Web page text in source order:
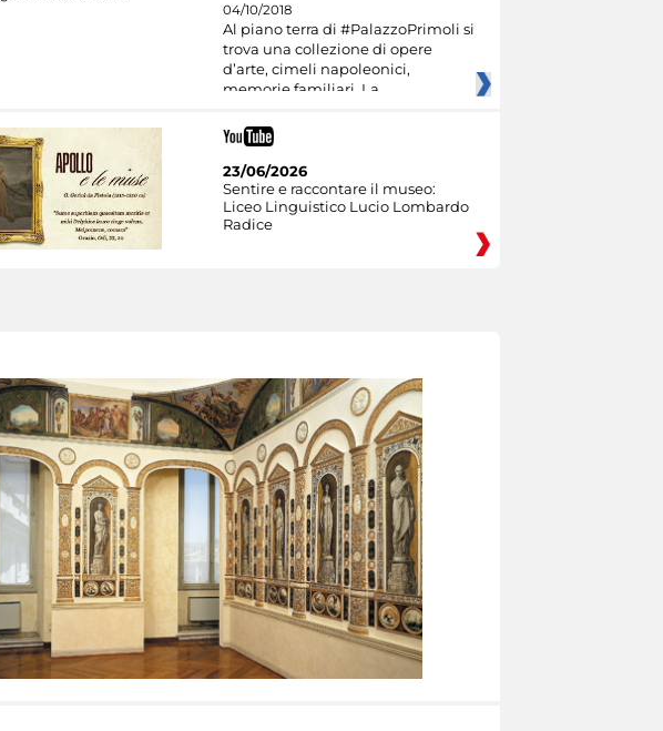
04/10/2018
Al piano terra di #PalazzoPrimoli si
trova una collezione di opere
d’arte, cimeli napoleonici,
memorie familiari. La
23/06/2026
Sentire e raccontare il museo:
Liceo Linguistico Lucio Lombardo
Radice